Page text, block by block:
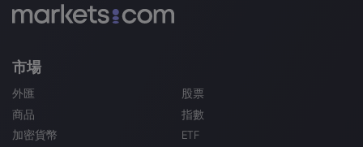
市場
外匯
股票
商品
指數
加密貨幣
ETF